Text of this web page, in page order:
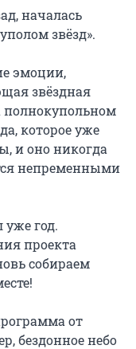
началась
звёзд».
эмоции,
звёздная
полнокупольном
которое уже
и оно никогда
непременными
уже год.
проекта
собираем
от
бездонное небо